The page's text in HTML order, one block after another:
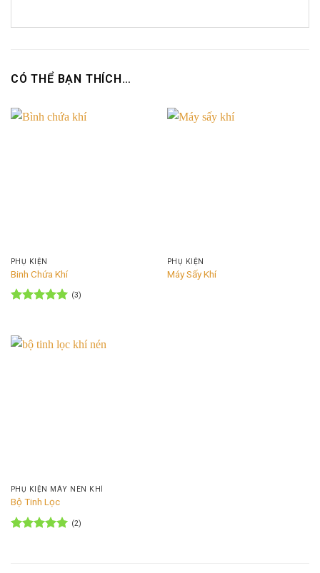
CÓ THỂ BẠN THÍCH…
PHỤ KIỆN
Binh Chứa Khí
sao
(3)
PHỤ KIỆN
Máy Sấy Khí
PHỤ KIỆN MÁY NÉN KHÍ
Bộ Tinh Lọc
(2)